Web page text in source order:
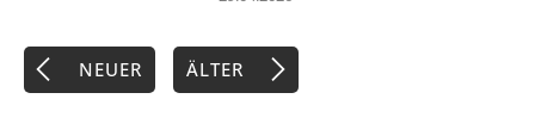
NEUER ÄLTER